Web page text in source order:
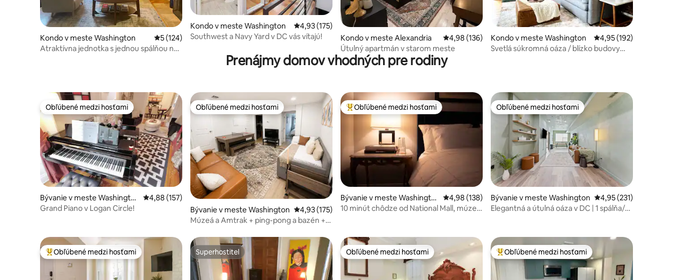
Kondo v meste Washington Priemerné ohodnotenie 5 z 5, počet hodnotení: 124
5 (124)
Atraktívna jednotka s jednou spálňou na
Kondo v meste Washington Priemerné ohodnotenie 4,93 z 5, počet hodnotení: 175
4,93 (175)
Southwest a Navy Yard v DC vás vítajú!
Kondo v meste Alexandria Priemerné ohodnotenie 4,98 z 5, počet hodnotení: 136
4,98 (136)
Útulný apartmán v starom meste
Kondo v meste Washington Priemerné
4,95 (192)
Svetlá súkromná oáza / blízko budovy
Prenájmy domov vhodných pre rodiny
Obľúbené medzi hosťami
Obľúbené medzi hosťami
Bývanie v meste Washingto
n
Priemerné ohodnotenie 4,88 z 5, počet hodnotení: 157
4,88 (157)
Grand Piano v Logan Circle!
Obľúbené medzi hosťami
Obľúbené medzi hosťami
Bývanie v meste Washington Priemerné ohodnotenie 4,93 z 5, počet hodnotení: 175
4,93 (175)
Múzeá a Amtrak + ping-pong a bazén +
Najobľúbenejšie medzi hosťami
Obľúbené medzi hosťami
Bývanie v meste Washingto
n
Priemerné ohodnotenie 4,98 z 5, počet hodnotení: 138
4,98 (138)
10 minút chôdze od National Mall, múzeí
Obľúbené medzi hosťami
Obľúbené medzi hosťami
Bývanie v meste Washington Priemerné
4,95 (231)
Elegantná a útulná oáza v DC | 1 spálňa/1
Najobľúbenejšie medzi hosťami
Obľúbené medzi hosťami Superhostiteľ
Superhostiteľ Obľúbené medzi hosťami
Obľúbené medzi hosťami Najobľúbenejšie medzi hosťami
Obľúbené medzi hosťami